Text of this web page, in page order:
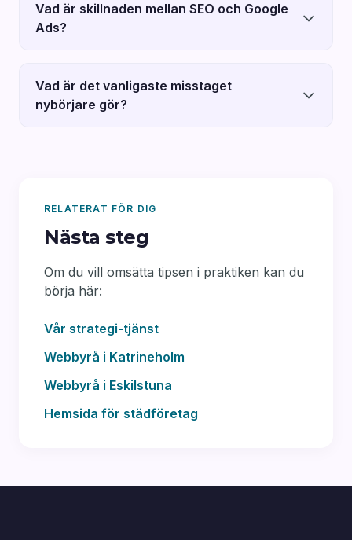
Vad är skillnaden mellan SEO och Google
Ads?
Vad är det vanligaste misstaget
nybörjare gör?
RELATERAT FÖR DIG
Nästa steg
Om du vill omsätta tipsen i praktiken kan du
börja här:
Vår strategi-tjänst
Webbyrå i Katrineholm
Webbyrå i Eskilstuna
Hemsida för städföretag